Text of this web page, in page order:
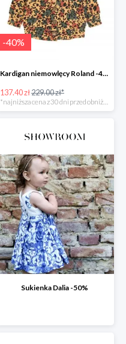
-40%
Kardigan niemowlęcy Roland -40%
137.40 zł229.00 zł*
*najniższa cena z 30 dni przed obniżką
Sukienka Dalia -50%